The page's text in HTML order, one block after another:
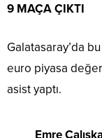
9 MAÇA ÇIKTI
Galatasaray’da
euro piyasa
asist yaptı.
Emre